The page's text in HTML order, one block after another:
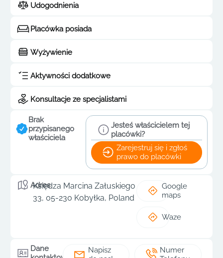
Udogodnienia
Placówka posiada
Wyżywienie
Aktywności dodatkowe
Konsultacje ze specjalistami
Brak
przypisanego
właściciela
Jesteś właścicielem tej
placówki?
Zarejestruj się i zgłoś
prawo do placówki
Adres
Księdza Marcina Załuskiego
33, 05-230 Kobyłka, Poland
Google
maps
Waze
Dane
Napisz
Numer